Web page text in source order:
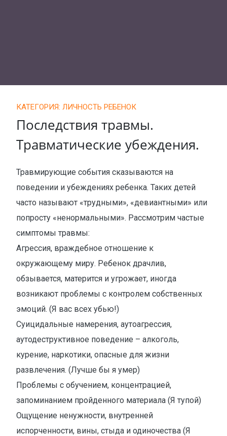
КАТЕГОРИЯ: ЛИЧНОСТЬ РЕБЕНОК
Последствия травмы.
Травматические убеждения.
Травмирующие события сказываются на
поведении и убеждениях ребенка. Таких детей
часто называют «трудными», «девиантными» или
попросту «ненормальными». Рассмотрим частые
симптомы травмы:
Агрессия, враждебное отношение к
окружающему миру. Ребенок драчлив,
обзывается, матерится и угрожает, иногда
возникают проблемы с контролем собственных
эмоций. (Я вас всех убью!)
Суицидальные намерения, аутоагрессия,
аутодеструктивное поведение – алкоголь,
курение, наркотики, опасные для жизни
развлечения. (Лучше бы я умер)
Проблемы с обучением, концентрацией,
запоминанием пройденного материала (Я тупой)
Ощущение ненужности, внутренней
испорченности, вины, стыда и одиночества (Я